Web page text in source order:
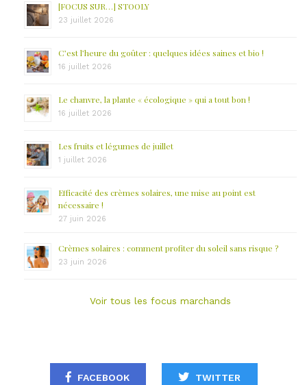
[FOCUS SUR…] STOOLY
23 juillet 2026
C’est l’heure du goûter : quelques idées saines et bio !
16 juillet 2026
Le chanvre, la plante « écologique » qui a tout bon !
16 juillet 2026
Les fruits et légumes de juillet
1 juillet 2026
Efficacité des crèmes solaires, une mise au point est
nécessaire !
27 juin 2026
Crèmes solaires : comment profiter du soleil sans risque ?
23 juin 2026
Voir tous les focus marchands
FACEBOOK TWITTER